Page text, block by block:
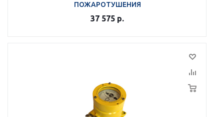
ПОЖАРОТУШЕНИЯ
37 575 р.